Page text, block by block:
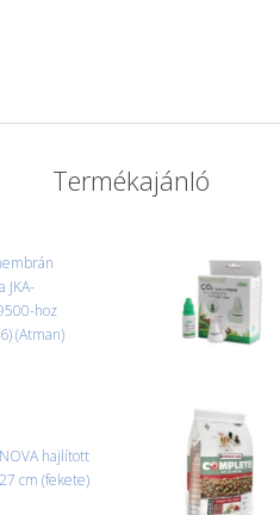
Termékajánló
JKA-
hoz
(Atman)
hajlított
cm (fekete)